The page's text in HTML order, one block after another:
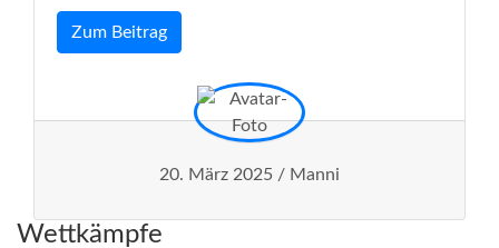
Zum Beitrag
20. März 2025 / Manni
Wettkämpfe